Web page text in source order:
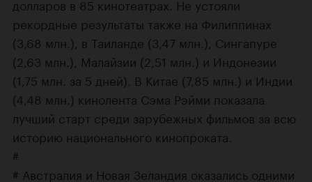
долларов в 85 кинотеатрах. Не устояли
рекордные результаты также на Филиппинах
(3,68 млн.), в Таиланде (3,47 млн.), Сингапуре
(2,63 млн.), Малайзии (2,51 млн.) и Индонезии
(1,75 млн. за 5 дней). В Китае (7,85 млн.) и Индии
(4,48 млн.) кинолента Сэма Рэйми показала
лучший старт среди зарубежных фильмов за всю
историю национального кинопроката.
#
# Австралия и Новая Зеландия оказались одними